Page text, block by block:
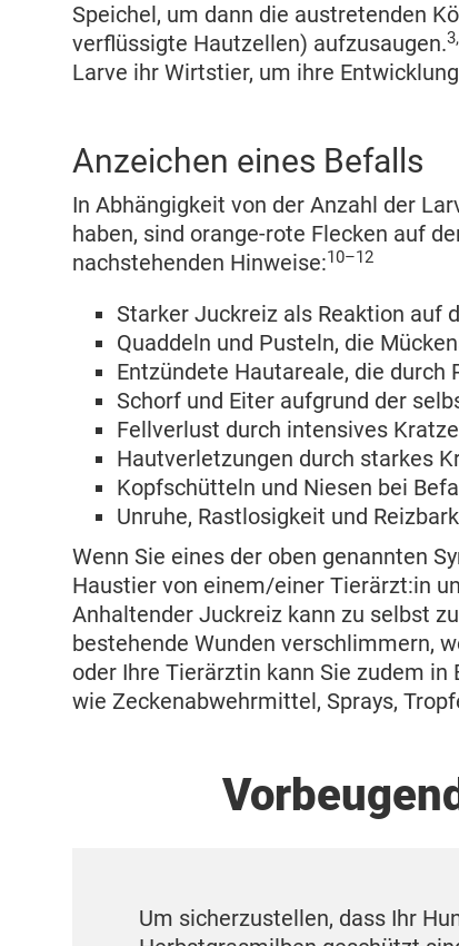
Speichel, um dann die austretenden
verflüssigte Hautzellen) aufzusaugen.
Larve ihr Wirtstier, um ihre
Anzeichen eines Befalls
In Abhängigkeit von der Anzahl der
haben, sind orange-rote Flecken auf
nachstehenden Hinweise:10–12
Starker Juckreiz als Reaktion auf
Quaddeln und Pusteln, die
Entzündete Hautareale, die durch
Schorf und Eiter aufgrund der
Fellverlust durch intensives
Hautverletzungen durch starkes
Kopfschütteln und Niesen bei
Unruhe, Rastlosigkeit und
Wenn Sie eines der oben genannten
Haustier von einem/einer Tierärzt:in
Anhaltender Juckreiz kann zu selbst
bestehende Wunden verschlimmern,
oder Ihre Tierärztin kann Sie zudem
wie Zeckenabwehrmittel, Sprays,
Um sicherzustellen, dass Ihr